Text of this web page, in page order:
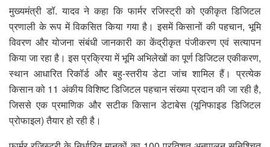
मुख्यमंत्री डॉ. यादव ने कहा कि फार्मर रजिस्ट्री को एकीकृत डिजिटल
प्रणाली के रूप में विकसित किया गया है। इसमें किसानों की पहचान, भूमि
विवरण और योजना संबंधी जानकारी का केंद्रीकृत पंजीकरण एवं सत्यापन
किया जा रहा है। इस प्रक्रिया में भूमि अभिलेखों का पूर्ण डिजिटल एकीकरण,
स्थान आधारित रिकॉर्ड और बहु-स्तरीय डेटा जांच शामिल हैं। प्रत्येक
किसान को 11 अंकीय विशिष्ट डिजिटल पहचान संख्या प्रदान की जा रही है,
जिससे एक प्रमाणिक और सटीक किसान डेटाबेस (यूनिफाइड डिजिटल
प्रोफाइल) तैयार हो रही है।